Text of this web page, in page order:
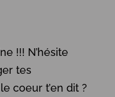
!!! N’hésite
tes
coeur t’en dit ?